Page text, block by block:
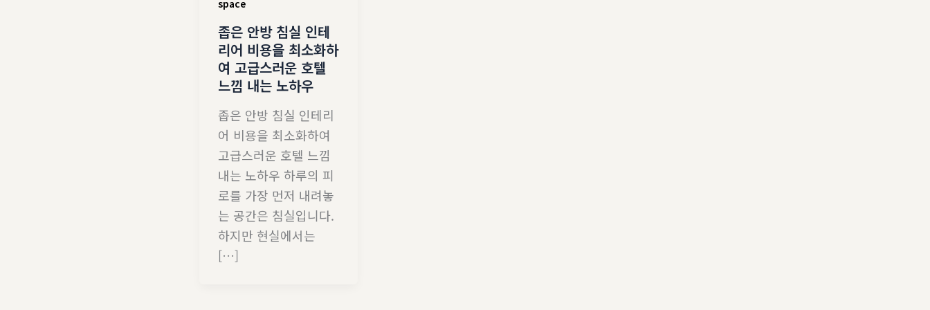
space
좁은 안방 침실 인테
리어 비용을 최소화하
여 고급스러운 호텔
느낌 내는 노하우
좁은 안방 침실 인테리
어 비용을 최소화하여
고급스러운 호텔 느낌
내는 노하우 하루의 피
로를 가장 먼저 내려놓
는 공간은 침실입니다.
하지만 현실에서는
[…]